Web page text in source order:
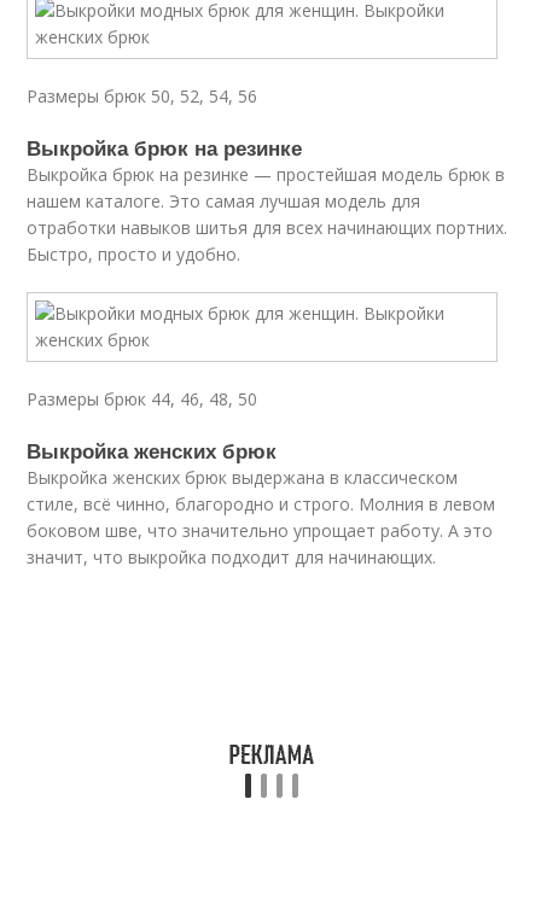
Размеры брюк 50, 52, 54, 56
Выкройка брюк на резинке
Выкройка брюк на резинке — простейшая модель брюк в
нашем каталоге. Это самая лучшая модель для
отработки навыков шитья для всех начинающих портних.
Быстро, просто и удобно.
Размеры брюк 44, 46, 48, 50
Выкройка женских брюк
Выкройка женских брюк выдержана в классическом
стиле, всё чинно, благородно и строго. Молния в левом
боковом шве, что значительно упрощает работу. А это
значит, что выкройка подходит для начинающих.